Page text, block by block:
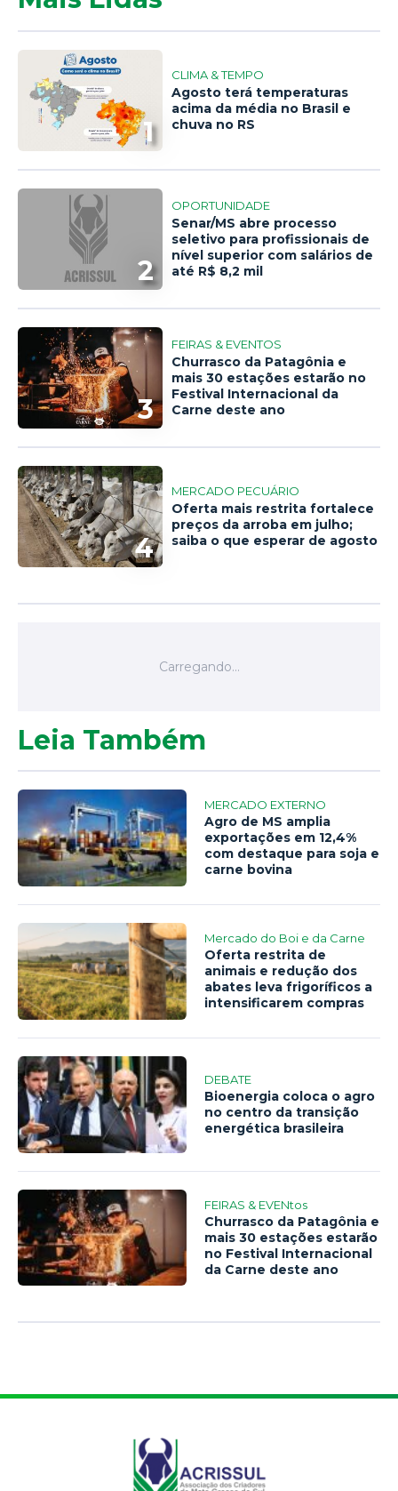
1
CLIMA & TEMPO
Agosto terá temperaturas
acima da média no Brasil e
chuva no RS
2
OPORTUNIDADE
Senar/MS abre processo
seletivo para profissionais de
nível superior com salários de
até R$ 8,2 mil
3
FEIRAS & EVENTOS
Churrasco da Patagônia e
mais 30 estações estarão no
Festival Internacional da
Carne deste ano
4
MERCADO PECUÁRIO
Oferta mais restrita fortalece
preços da arroba em julho;
saiba o que esperar de agosto
Leia Também
MERCADO EXTERNO
Agro de MS amplia
exportações em 12,4%
com destaque para soja e
carne bovina
Mercado do Boi e da Carne
Oferta restrita de
animais e redução dos
abates leva frigoríficos a
intensificarem compras
DEBATE
Bioenergia coloca o agro
no centro da transição
energética brasileira
FEIRAS & EVENtos
Churrasco da Patagônia e
mais 30 estações estarão
no Festival Internacional
da Carne deste ano